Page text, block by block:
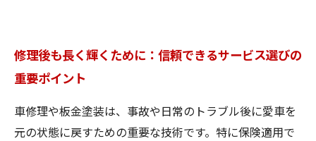
修理後も長く輝くために：信頼できるサービス選びの
重要ポイント
車修理や板金塗装は、事故や日常のトラブル後に愛車を
元の状態に戻すための重要な技術です。特に保険適用で